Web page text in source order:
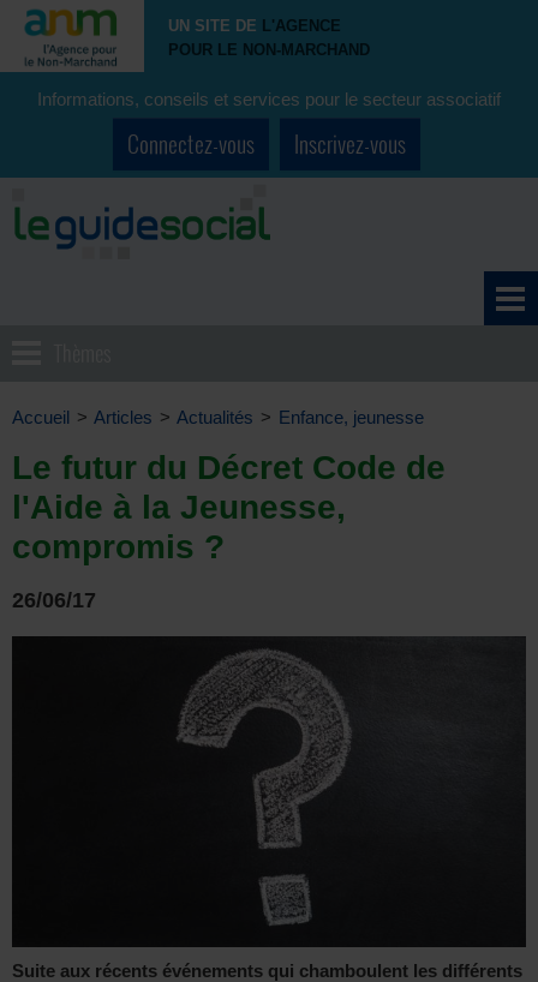
UN SITE DE L'AGENCE
POUR LE NON-MARCHAND
Informations, conseils et services pour le secteur associatif
Connectez-vous Inscrivez-vous
Accueil > Articles > Actualités > Enfance, jeunesse
Le futur du Décret Code de
l'Aide à la Jeunesse,
compromis ?
26/06/17
Suite aux récents événements qui chamboulent les différents